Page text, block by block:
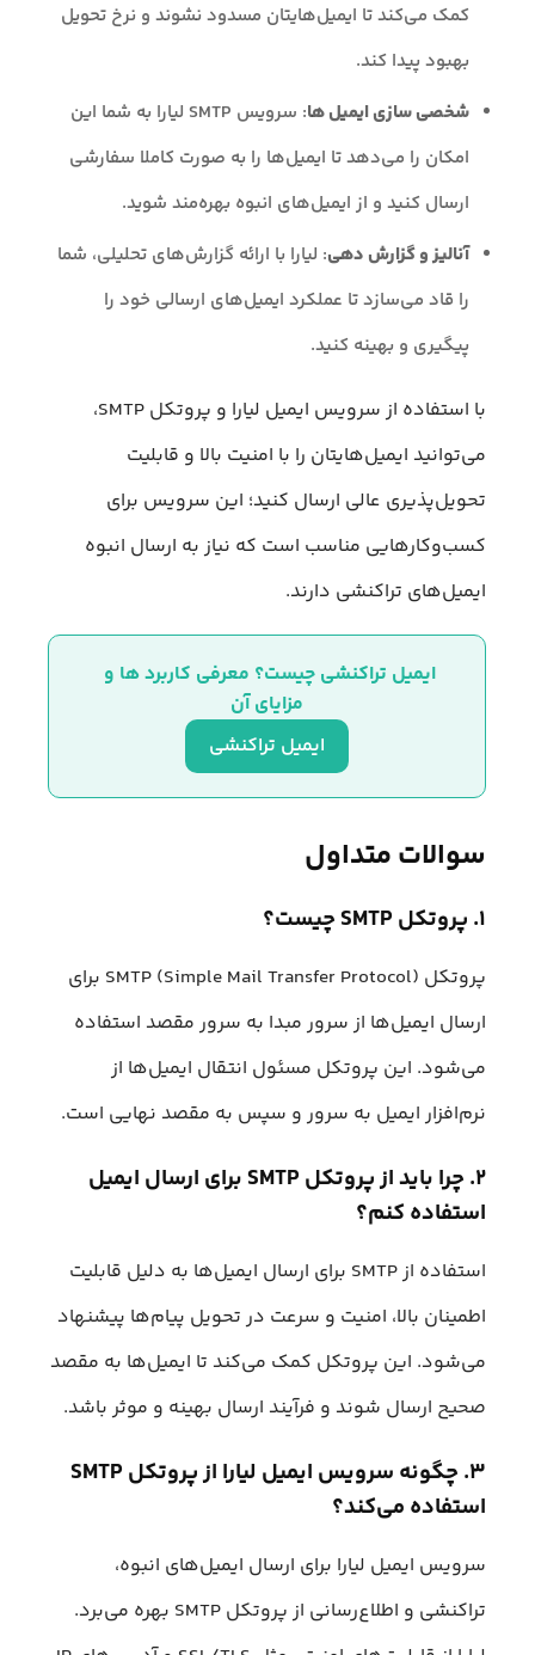
کمک می‌کند تا ایمیل‌هایتان مسدود نشوند و نرخ تحویل
بهبود پیدا کند.
شخصی سازی ایمیل ها
: سرویس SMTP لیارا به شما این
امکان را می‌دهد تا ایمیل‌ها را به صورت کاملا سفارشی
ارسال کنید و از ایمیل‌های انبوه بهره‌مند شوید.
آنالیز و گزارش دهی: لیارا با ارائه گزارش‌های تحلیلی، شما
را قاد می‌سازد تا عملکرد ایمیل‌های ارسالی خود را
پیگیری و بهینه کنید.
با استفاده از سرویس ایمیل لیارا و پروتکل SMTP،
می‌توانید ایمیل‌هایتان را با امنیت بالا و قابلیت
تحویل‌پذیری عالی ارسال کنید؛ این سرویس برای
کسب‌وکارهایی مناسب است که نیاز به ارسال انبوه
ایمیل‌های تراکنشی دارند.
ایمیل تراکنشی چیست؟ معرفی کاربرد ها و
مزایای آن
ایمیل تراکنشی
سوالات متداول
۱. پروتکل SMTP چیست؟
پروتکل SMTP (Simple Mail Transfer Protocol) برای
ارسال ایمیل‌ها از سرور مبدا به سرور مقصد استفاده
می‌شود. این پروتکل مسئول انتقال ایمیل‌ها از
نرم‌افزار ایمیل به سرور و سپس به مقصد نهایی است.
۲. چرا باید از پروتکل SMTP برای ارسال ایمیل
استفاده کنم؟
استفاده از SMTP برای ارسال ایمیل‌ها به دلیل قابلیت
اطمینان بالا، امنیت و سرعت در تحویل پیام‌ها پیشنهاد
می‌شود. این پروتکل کمک می‌کند تا ایمیل‌ها به مقصد
صحیح ارسال شوند و فرآیند ارسال بهینه و موثر باشد.
۳. چگونه سرویس ایمیل لیارا از پروتکل SMTP
استفاده می‌کند؟
سرویس ایمیل لیارا برای ارسال ایمیل‌های انبوه،
تراکنشی و اطلاع‌رسانی از پروتکل SMTP بهره می‌برد.